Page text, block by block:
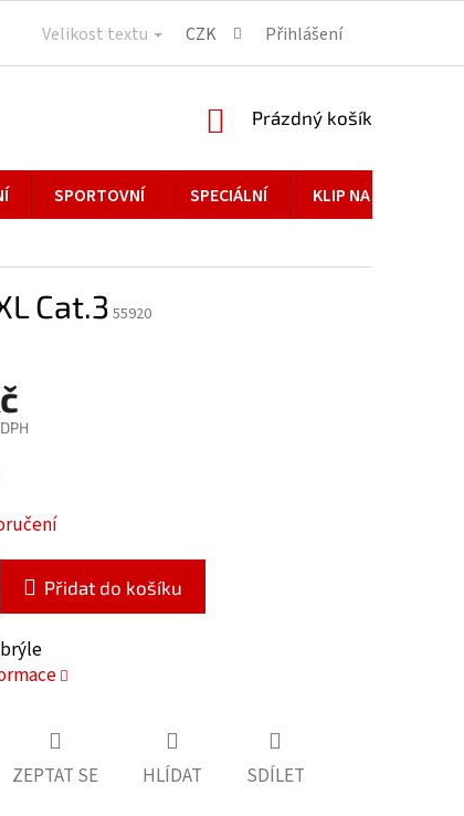
Velikost textu CZK Přihlášení
NÁKUPNÍ
Prázdný košík
SPORTOVNÍ SPECIÁLNÍ KLIP NA BRÝLE
Cat.3 55920
Přidat do košíku
ZEPTAT SE HLÍDAT SDÍLET